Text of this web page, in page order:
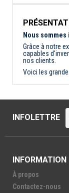
Nous
Grâce à notre
capables
nos clients.
Voici les
INFOLETTRE
INFORMATION
À propos
Contactez-nous